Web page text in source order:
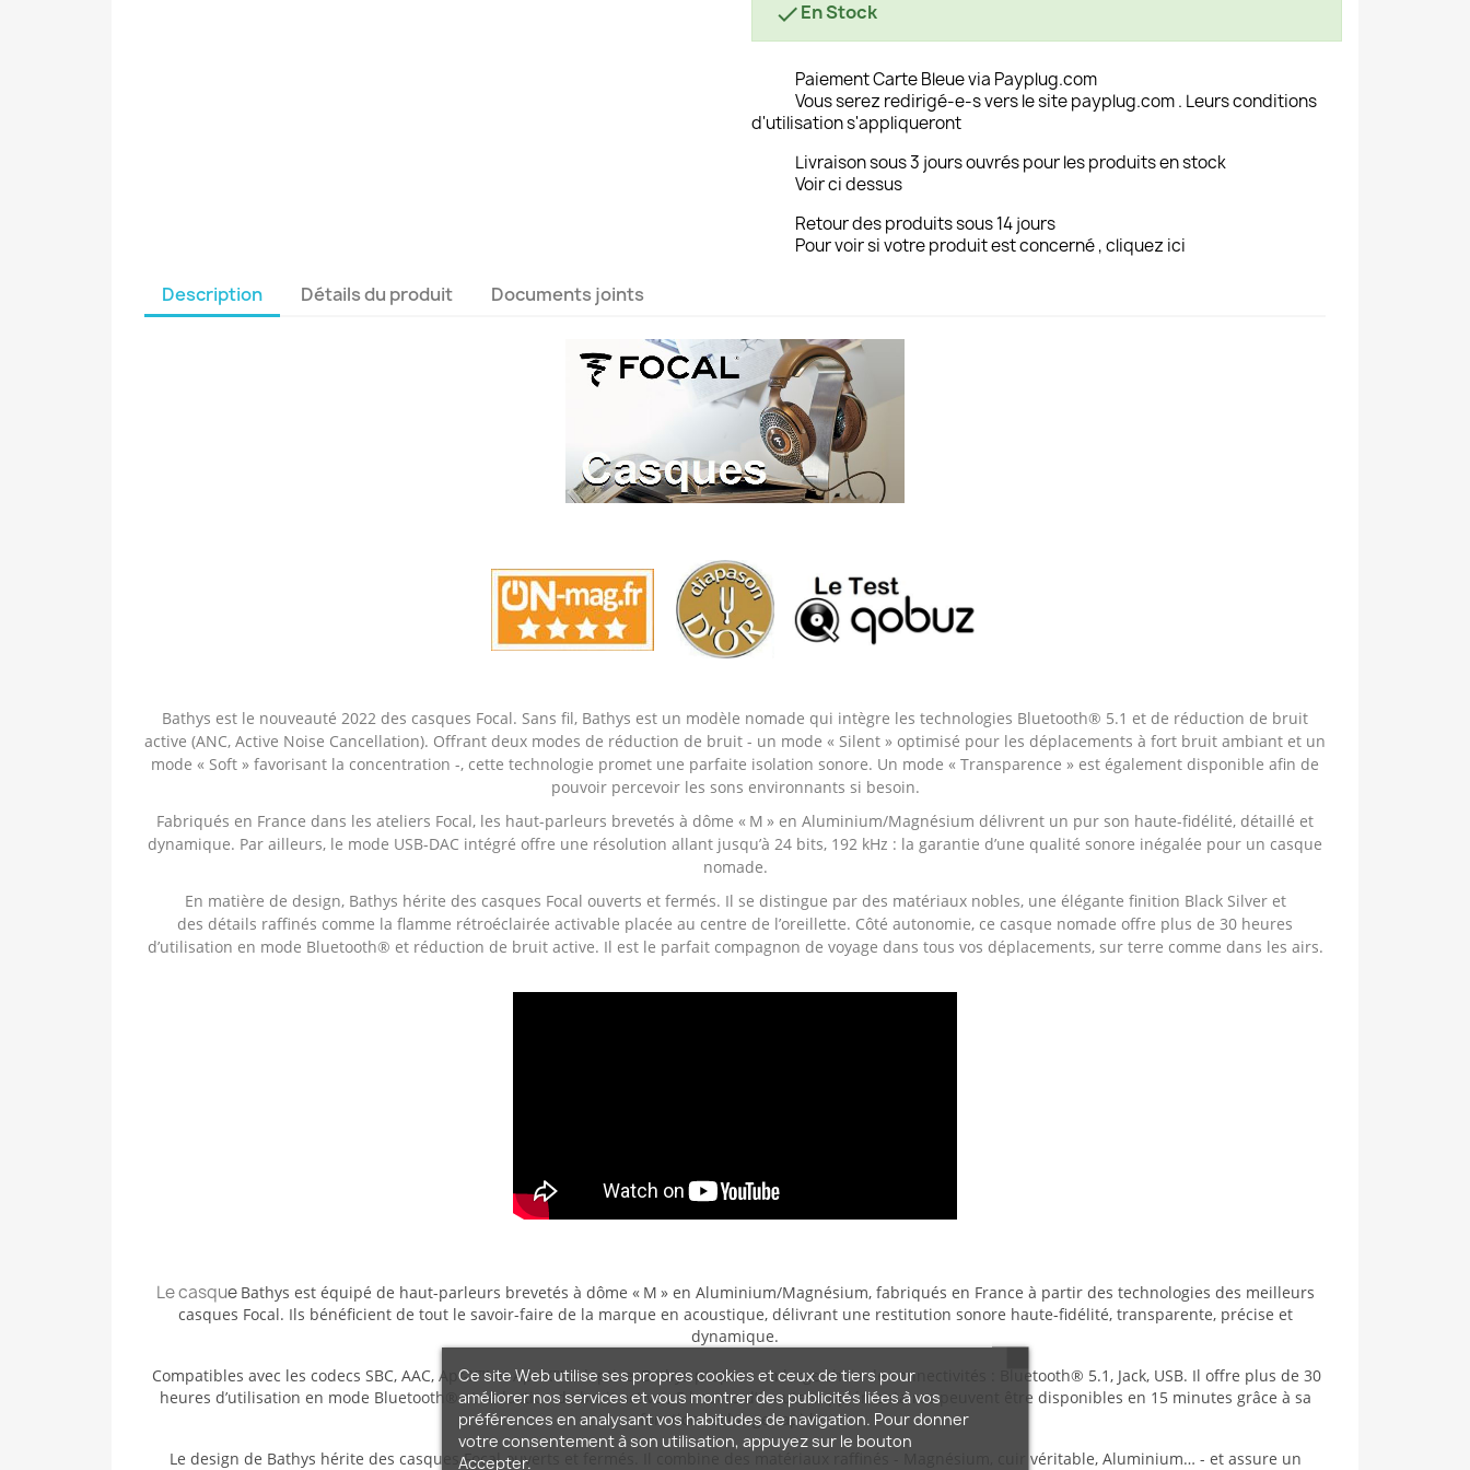
En Stock
Paiement Carte Bleue via Payplug.com
Vous serez redirigé-e-s vers le site payplug.com . Leurs conditions
d'utilisation s'appliqueront
Livraison sous 3 jours ouvrés pour les produits en stock
Voir ci dessus
Retour des produits sous 14 jours
Pour voir si votre produit est concerné , cliquez ici
Description Détails du produit Documents joints
Bathys est le nouveauté 2022 des casques Focal. Sans fil, Bathys est un modèle nomade qui intègre les technologies Bluetooth® 5.1 et de réduction de bruit
active (ANC, Active Noise Cancellation). Offrant deux modes de réduction de bruit - un mode « Silent » optimisé pour les déplacements à fort bruit ambiant et un
mode « Soft » favorisant la concentration -, cette technologie promet une parfaite isolation sonore. Un mode « Transparence » est également disponible afin de
pouvoir percevoir les sons environnants si besoin.
Fabriqués en France dans les ateliers Focal, les haut-parleurs brevetés à dôme « M » en Aluminium/Magnésium délivrent un pur son haute-fidélité, détaillé et
dynamique. Par ailleurs, le mode USB-DAC intégré offre une résolution allant jusqu’à 24 bits, 192 kHz : la garantie d’une qualité sonore inégalée pour un casque
nomade.
En matière de design, Bathys hérite des casques Focal ouverts et fermés. Il se distingue par des matériaux nobles, une élégante finition Black Silver et
des détails raffinés comme la flamme rétroéclairée activable placée au centre de l’oreillette. Côté autonomie, ce casque nomade offre plus de 30 heures
d’utilisation en mode Bluetooth® et réduction de bruit active. Il est le parfait compagnon de voyage dans tous vos déplacements, sur terre comme dans les airs.
Le casque Bathys est équipé de haut-parleurs brevetés à dôme « M » en Aluminium/Magnésium, fabriqués en France à partir des technologies des meilleurs
casques Focal. Ils bénéficient de tout le savoir-faire de la marque en acoustique, délivrant une restitution sonore haute-fidélité, transparente, précise et
dynamique.
Compatibles avec les codecs SBC, AAC, Apt-X™ et Apt-X™ Adaptive, Bathys propose un large choix de connectivités : Bluetooth® 5.1, Jack, USB. Il offre plus de 30
heures d’utilisation en mode Bluetooth® et réduction de bruit active ; 5 heures d’écoute supplémentaires peuvent être disponibles en 15 minutes grâce à sa
fonction recharge rapide.
Le design de Bathys hérite des casques Focal ouverts et fermés. Il combine des matériaux raffinés - Magnésium, cuir véritable, Aluminium… - et assure un
Ce site Web utilise ses propres cookies et ceux de tiers pour
améliorer nos services et vous montrer des publicités liées à vos
préférences en analysant vos habitudes de navigation. Pour donner
votre consentement à son utilisation, appuyez sur le bouton
Accepter.